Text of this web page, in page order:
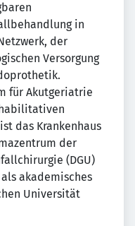
in
der
Versorgung
für Akutgeriatrie
das Krankenhaus
der
(DGU)
akademisches
Universität